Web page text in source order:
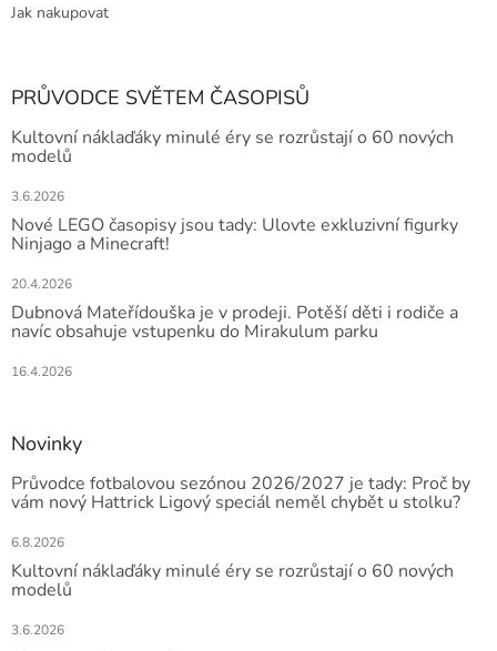
Jak nakupovat
PRŮVODCE SVĚTEM ČASOPISŮ
Kultovní náklaďáky minulé éry se rozrůstají o 60 nových
modelů
3.6.2026
Nové LEGO časopisy jsou tady: Ulovte exkluzivní figurky
Ninjago a Minecraft!
20.4.2026
Dubnová Mateřídouška je v prodeji. Potěší děti i rodiče a
navíc obsahuje vstupenku do Mirakulum parku
16.4.2026
Novinky
Průvodce fotbalovou sezónou 2026/2027 je tady: Proč by
vám nový Hattrick Ligový speciál neměl chybět u stolku?
6.8.2026
Kultovní náklaďáky minulé éry se rozrůstají o 60 nových
modelů
3.6.2026